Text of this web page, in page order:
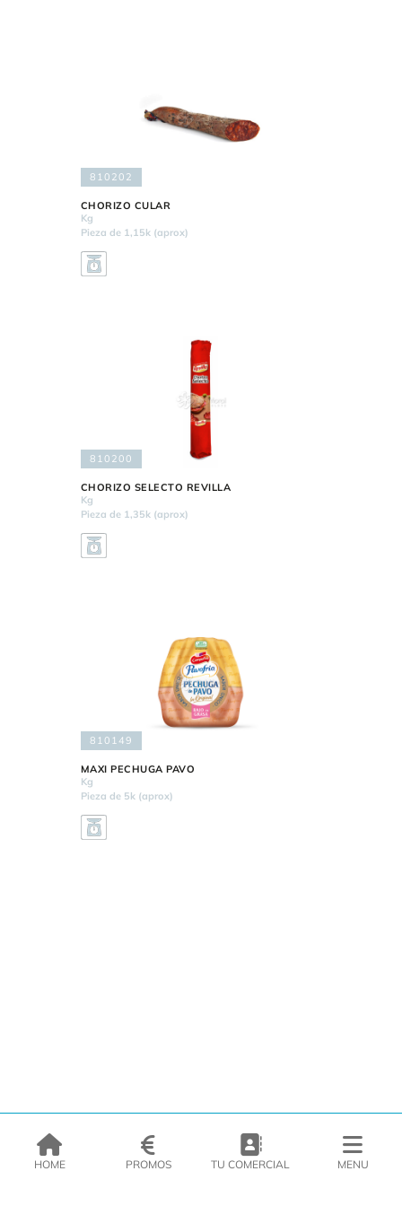
810202
CHORIZO CULAR
Kg
Pieza de 1,15k (aprox)
810200
CHORIZO SELECTO REVILLA
Kg
Pieza de 1,35k (aprox)
810149
MAXI PECHUGA PAVO
Kg
Pieza de 5k (aprox)
HOME PROMOS TU COMERCIAL MENU